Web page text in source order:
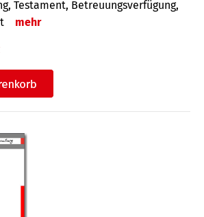
Testa­ment, Be­treuungs­verfü­gung,
mehr